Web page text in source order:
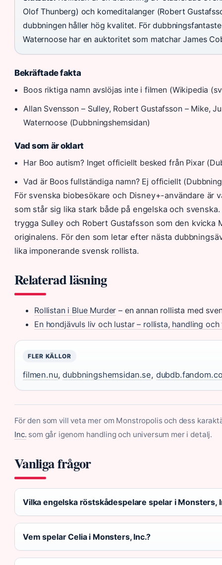
Olof Thunberg) och komeditalanger (Robert
dubbningen håller hög kvalitet. För
Waternoose har en auktoritet som matchar James
Bekräftade fakta
Boos riktiga namn avslöjas inte i filmen (Wikipedia
Allan Svensson – Sulley, Robert Gustafsson – Mike,
Waternoose (Dubbningshemsidan)
Vad som är oklart
Har Boo autism? Inget officiellt besked från Pixar
Vad är Boos fullständiga namn? Ej officiellt
För svenska biobesökare och Disney+-användare är
som står sig lika stark både på engelska och
trygga Sulley och Robert Gustafsson som den kvicka
originalens. För den som letar efter nästa
lika imponerande svensk rollista.
Relaterad läsning
Rollistan i Blue Murder – en annan rollista med
En hondjävuls liv och lustar – rollista, handling
FLER KÄLLOR
filmen.nu,dubbningshemsidan.se,
För den som vill veta mer om Monstropolis och dess
Inc. som går igenom handling och universum mer i detalj.
Vanliga frågor
Vilka engelska röstskådespelare spelar i Monsters,
Vem spelar Celia i Monsters, Inc.?